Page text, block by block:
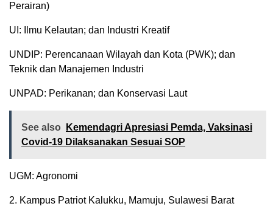
Perairan)
UI: Ilmu Kelautan; dan Industri Kreatif
UNDIP: Perencanaan Wilayah dan Kota (PWK); dan
Teknik dan Manajemen Industri
UNPAD: Perikanan; dan Konservasi Laut
See also
Kemendagri Apresiasi Pemda, Vaksinasi
Covid-19 Dilaksanakan Sesuai SOP
UGM: Agronomi
2. Kampus Patriot Kalukku, Mamuju, Sulawesi Barat